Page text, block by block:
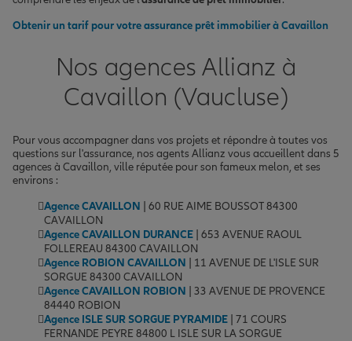
Obtenir un tarif pour votre assurance prêt immobilier à Cavaillon
Nos agences Allianz à
Cavaillon (Vaucluse)
Pour vous accompagner dans vos projets et répondre à toutes vos
questions sur l'assurance, nos agents Allianz vous accueillent dans 5
agences à Cavaillon, ville réputée pour son fameux melon, et ses
environs :
Agence CAVAILLON | 60 RUE AIME BOUSSOT 84300
CAVAILLON
Agence CAVAILLON DURANCE | 653 AVENUE RAOUL
FOLLEREAU 84300 CAVAILLON
Agence ROBION CAVAILLON | 11 AVENUE DE L'ISLE SUR
SORGUE 84300 CAVAILLON
Agence CAVAILLON ROBION | 33 AVENUE DE PROVENCE
84440 ROBION
Agence ISLE SUR SORGUE PYRAMIDE | 71 COURS
FERNANDE PEYRE 84800 L ISLE SUR LA SORGUE